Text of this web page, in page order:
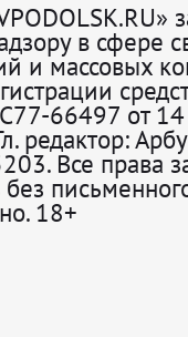
в сфере
и массовых
66497 от 14
редактор:
Все права
18+